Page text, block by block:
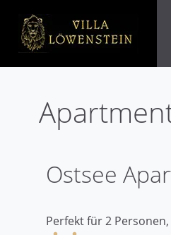
Ostsee
Perfekt für 2